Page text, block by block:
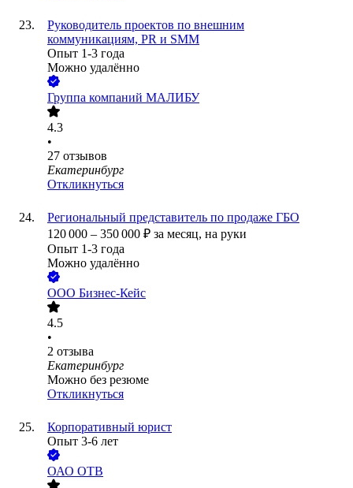
Руководитель проектов по внешним
коммуникациям, PR и SMM
Опыт 1-3 года
Можно удалённо
Группа компаний МАЛИБУ
4.3
•
27 отзывов
Екатеринбург
Откликнуться
Региональный представитель по продаже ГБО
120 000 – 350 000 ₽ за месяц, на руки
Опыт 1-3 года
Можно удалённо
ООО Бизнес-Кейс
4.5
•
2 отзыва
Екатеринбург
Можно без резюме
Откликнуться
Корпоративный юрист
Опыт 3-6 лет
ОАО ОТВ